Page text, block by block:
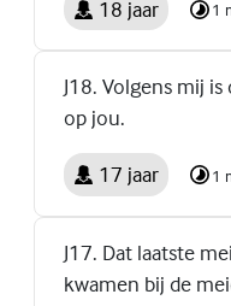
18 jaar 1
J18. Volgens mij
op jou.
17 jaar 1
J17. Dat laatste
kwamen bij de